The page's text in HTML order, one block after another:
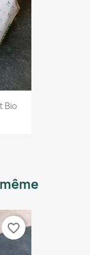
Bio
favorite_border